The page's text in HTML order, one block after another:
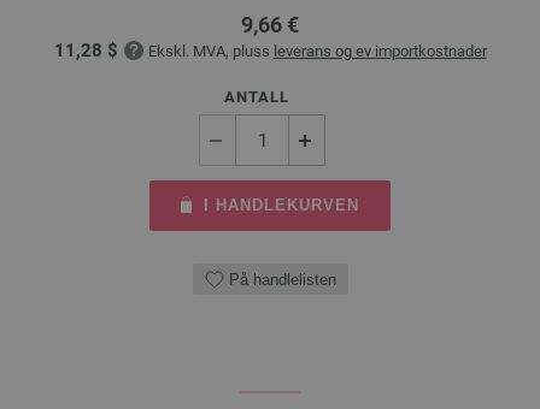
9,66 €
11,28 $ Ekskl. MVA, pluss leverans og ev importkostnader
ANTALL
I HANDLEKURVEN
På handlelisten